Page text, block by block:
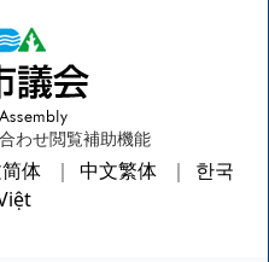
わせ閲覧補助機能
体 中文繁体
한국